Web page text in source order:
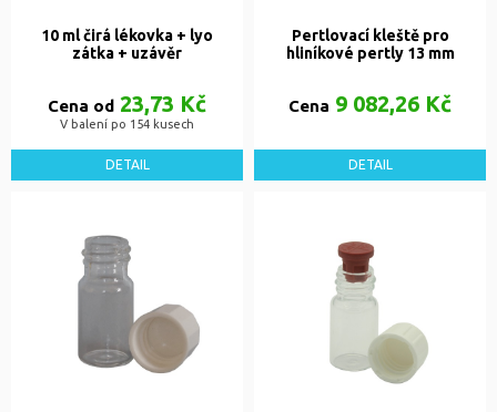
10 ml čirá lékovka + lyo
zátka + uzávěr
Cena od 23,73 Kč
V balení po 154 kusech
DETAIL
Pertlovací kleště pro
hliníkové pertly 13 mm
Cena 9 082,26 Kč
DETAIL